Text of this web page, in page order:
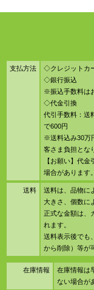
支払方法
◇クレジットカ
◇銀行振込
※振込手数料は
◇代金引換
代引手数料：送
で600円
※送料込み30万
客さま負担とな
【お願い】代
場合があります。
送料
送料は、品物に
大きさ、個数に
正式な金額は、
れます。
送料表示後でも
から削除）等が
在庫情報
在庫情報は
ない場合が